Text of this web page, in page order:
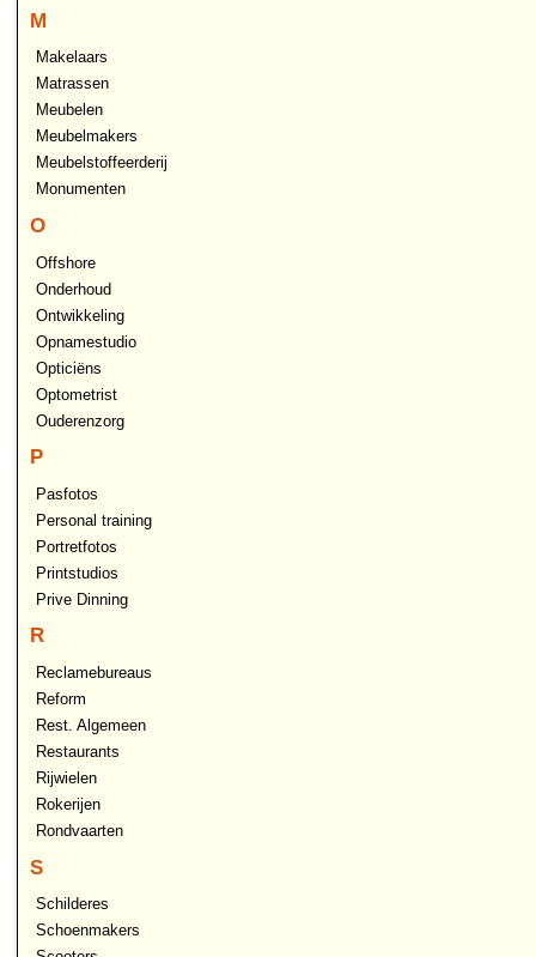
M
Makelaars
Matrassen
Meubelen
Meubelmakers
Meubelstoffeerderij
Monumenten
O
Offshore
Onderhoud
Ontwikkeling
Opnamestudio
Opticiëns
Optometrist
Ouderenzorg
P
Pasfotos
Personal training
Portretfotos
Printstudios
Prive Dinning
R
Reclamebureaus
Reform
Rest. Algemeen
Restaurants
Rijwielen
Rokerijen
Rondvaarten
S
Schilderes
Schoenmakers